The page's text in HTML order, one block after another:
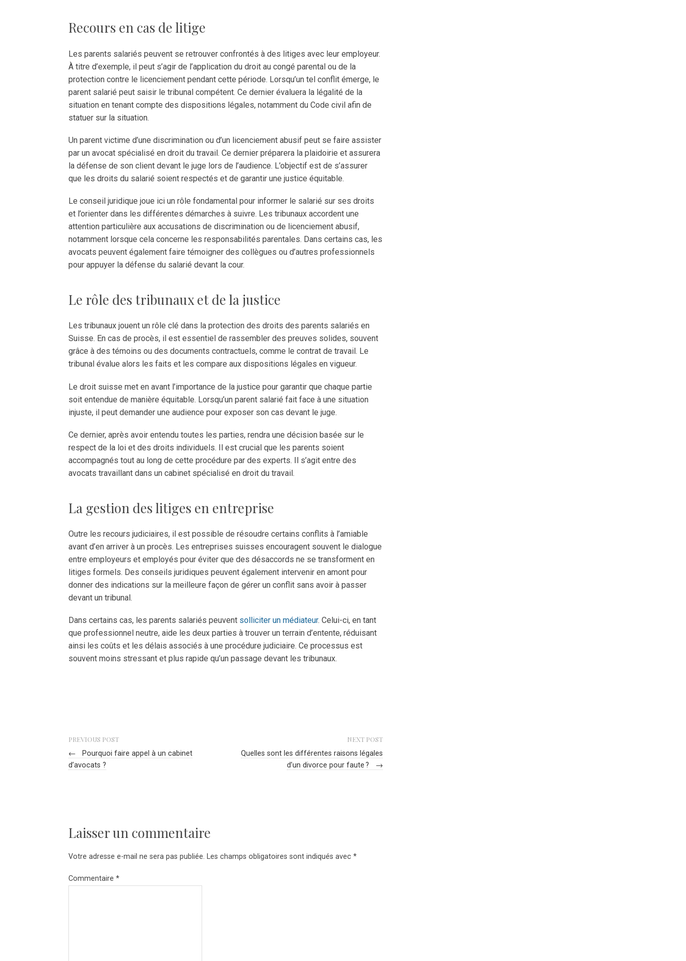
Recours en cas de litige
Les parents salariés peuvent se retrouver confrontés à des litiges avec leur employeur.
À titre d’exemple, il peut s’agir de l’application du droit au congé parental ou de la
protection contre le licenciement pendant cette période. Lorsqu’un tel conflit émerge, le
parent salarié peut saisir le tribunal compétent. Ce dernier évaluera la légalité de la
situation en tenant compte des dispositions légales, notamment du Code civil afin de
statuer sur la situation.
Un parent victime d’une discrimination ou d’un licenciement abusif peut se faire assister
par un avocat spécialisé en droit du travail. Ce dernier préparera la plaidoirie et assurera
la défense de son client devant le juge lors de l’audience. L’objectif est de s’assurer
que les droits du salarié soient respectés et de garantir une justice équitable.
Le conseil juridique joue ici un rôle fondamental pour informer le salarié sur ses droits
et l’orienter dans les différentes démarches à suivre. Les tribunaux accordent une
attention particulière aux accusations de discrimination ou de licenciement abusif,
notamment lorsque cela concerne les responsabilités parentales. Dans certains cas, les
avocats peuvent également faire témoigner des collègues ou d’autres professionnels
pour appuyer la défense du salarié devant la cour.
Le rôle des tribunaux et de la justice
Les tribunaux jouent un rôle clé dans la protection des droits des parents salariés en
Suisse. En cas de procès, il est essentiel de rassembler des preuves solides, souvent
grâce à des témoins ou des documents contractuels, comme le contrat de travail. Le
tribunal évalue alors les faits et les compare aux dispositions légales en vigueur.
Le droit suisse met en avant l’importance de la justice pour garantir que chaque partie
soit entendue de manière équitable. Lorsqu’un parent salarié fait face à une situation
injuste, il peut demander une audience pour exposer son cas devant le juge.
Ce dernier, après avoir entendu toutes les parties, rendra une décision basée sur le
respect de la loi et des droits individuels. Il est crucial que les parents soient
accompagnés tout au long de cette procédure par des experts. Il s’agit entre des
avocats travaillant dans un cabinet spécialisé en droit du travail.
La gestion des litiges en entreprise
Outre les recours judiciaires, il est possible de résoudre certains conflits à l’amiable
avant d’en arriver à un procès. Les entreprises suisses encouragent souvent le dialogue
entre employeurs et employés pour éviter que des désaccords ne se transforment en
litiges formels. Des conseils juridiques peuvent également intervenir en amont pour
donner des indications sur la meilleure façon de gérer un conflit sans avoir à passer
devant un tribunal.
Dans certains cas, les parents salariés peuvent solliciter un médiateur. Celui-ci, en tant
que professionnel neutre, aide les deux parties à trouver un terrain d’entente, réduisant
ainsi les coûts et les délais associés à une procédure judiciaire. Ce processus est
souvent moins stressant et plus rapide qu’un passage devant les tribunaux.
PREVIOUS POST
←
Pourquoi faire appel à un cabinet
d’avocats ?
NEXT POST
Quelles sont les différentes raisons légales
d’un divorce pour faute ?
→
Laisser un commentaire
Votre adresse e-mail ne sera pas publiée. Les champs obligatoires sont indiqués avec*
Commentaire*